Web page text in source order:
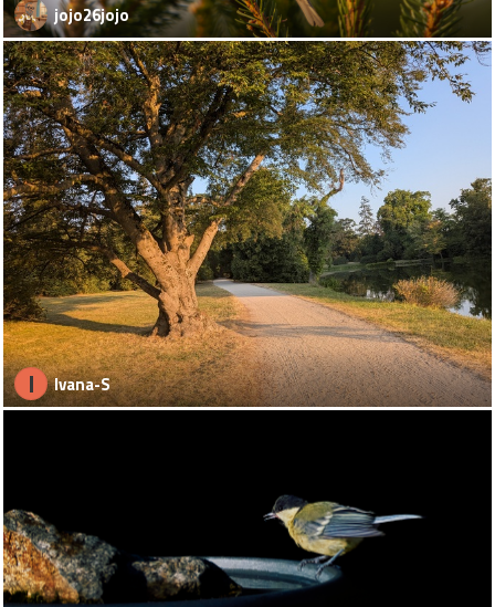
jojo26jojo
I Ivana-S